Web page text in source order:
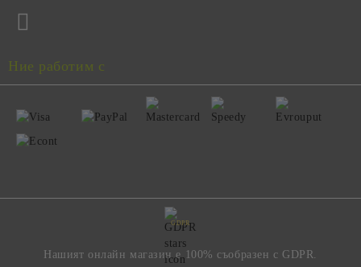
Ние работим с
GDPR
Нашият онлайн магазин е 100% съобразен с GDPR.